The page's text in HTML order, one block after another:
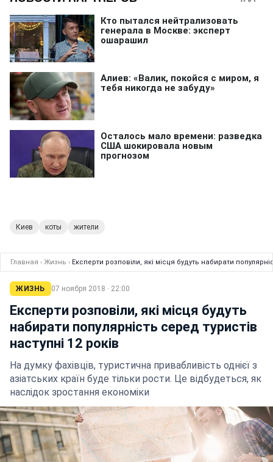
Киев коты жители
Главная › Жизнь › Експерти розповіли, які місця будуть набирати
ЖИЗНЬ 07 ноября 2018 · 22:00
Експерти розповіли, які місця будуть
набирати популярність серед туристів
наступні 12 років
На думку фахівців, туристична привабливість однієї з
азіатських країн буде тільки рости. Це відбудеться, як
наслідок зростання економіки